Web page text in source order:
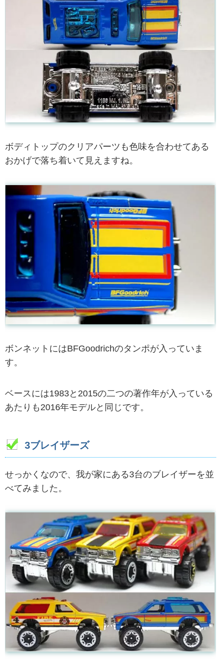
ボディトップのクリアパーツも色味を合わせてある
おかげで落ち着いて見えますね。
ボンネットにはBFGoodrichのタンポが入っていま
す。
ベースには1983と2015の二つの著作年が入っている
あたりも2016年モデルと同じです。
3ブレイザーズ
せっかくなので、我が家にある3台のブレイザーを並
べてみました。